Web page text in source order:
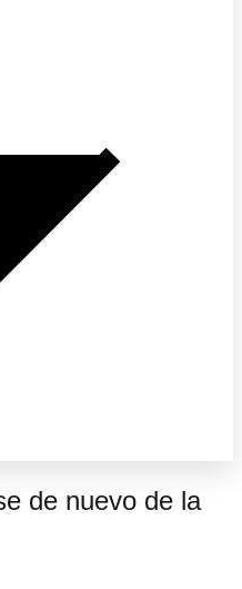
de nuevo de la